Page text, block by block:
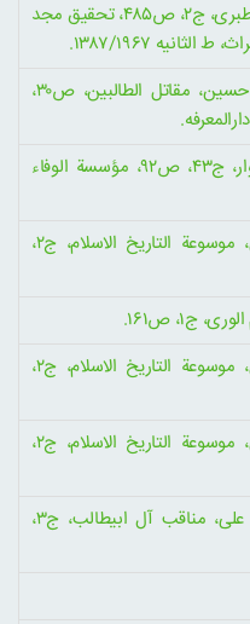
طبری، محمد بن جریر، تاریخ طبری، ج۲، ص۴۸۵، تحقیق مجد
۱۳۸۷/۱۹۶۷.
ابوالفرج اصفهانی، علی بن حسین، مقاتل الطالبین، ص۳۰،
مجلسی، محمدباقر، بحارالانوار، ج۴۳، ص۹۲، مؤسسة الوفاء
یوسفی غروی، محمد هادی، موسوعة التاریخ الاسلام، ج۲،
ج۱، ص۱۶۱.
یوسفی غروی، محمد هادی، موسوعة التاریخ الاسلام، ج۲،
یوسفی غروی، محمد هادی، موسوعة التاریخ الاسلام، ج۲،
سروی مازندرانی، محمد بن علی، مناقب آل ابیطالب، ج۳،